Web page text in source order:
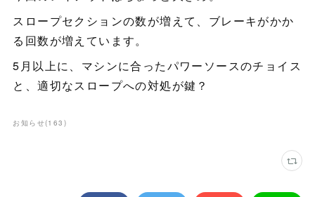
スロープセクションの数が増えて、ブレーキがかか
る回数が増えています。
5月以上に、マシンに合ったパワーソースのチョイス
と、適切なスロープへの対処が鍵？
お知らせ(163 )